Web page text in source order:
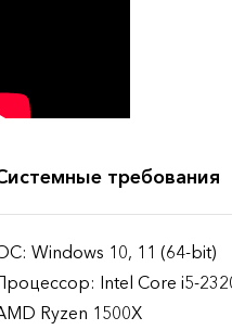
требования
Windows 10, 11 (64-bit)
Intel Core i5-
Ryzen 1500X